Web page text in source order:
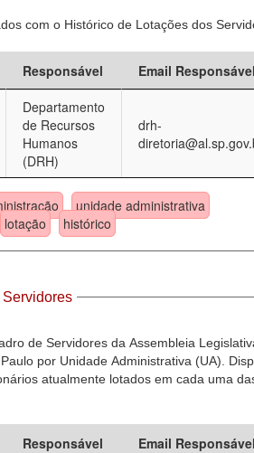
com o Histórico de Lotações dos
Responsável
Email
Departamento
de Recursos
Humanos
(DRH)
drh-
unidade administrativa
lotação histórico
Servidores
de Servidores da Assembleia
por Unidade Administrativa (UA).
atualmente lotados em cada uma
Responsável
Email